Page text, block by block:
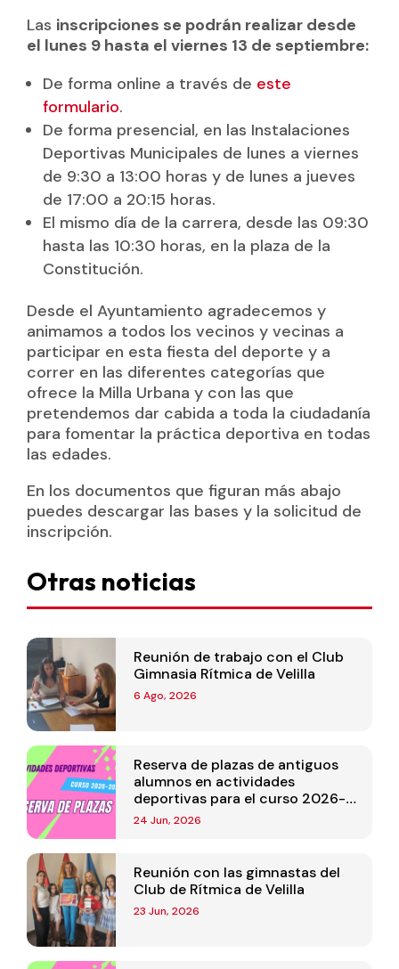
Las inscripciones se podrán realizar desde
el lunes 9 hasta el viernes 13 de septiembre:
De forma online a través de este
formulario.
De forma presencial, en las Instalaciones
Deportivas Municipales de lunes a viernes
de 9:30 a 13:00 horas y de lunes a jueves
de 17:00 a 20:15 horas.
El mismo día de la carrera, desde las 09:30
hasta las 10:30 horas, en la plaza de la
Constitución.
Desde el Ayuntamiento agradecemos y
animamos a todos los vecinos y vecinas a
participar en esta fiesta del deporte y a
correr en las diferentes categorías que
ofrece la Milla Urbana y con las que
pretendemos dar cabida a toda la ciudadanía
para fomentar la práctica deportiva en todas
las edades.
En los documentos que figuran más abajo
puedes descargar las bases y la solicitud de
inscripción.
Otras noticias
Reunión de trabajo con el Club
Gimnasia Rítmica de Velilla
6 Ago, 2026
Reserva de plazas de antiguos
alumnos en actividades
deportivas para el curso 2026-
2027
24 Jun, 2026
Reunión con las gimnastas del
Club de Rítmica de Velilla
23 Jun, 2026